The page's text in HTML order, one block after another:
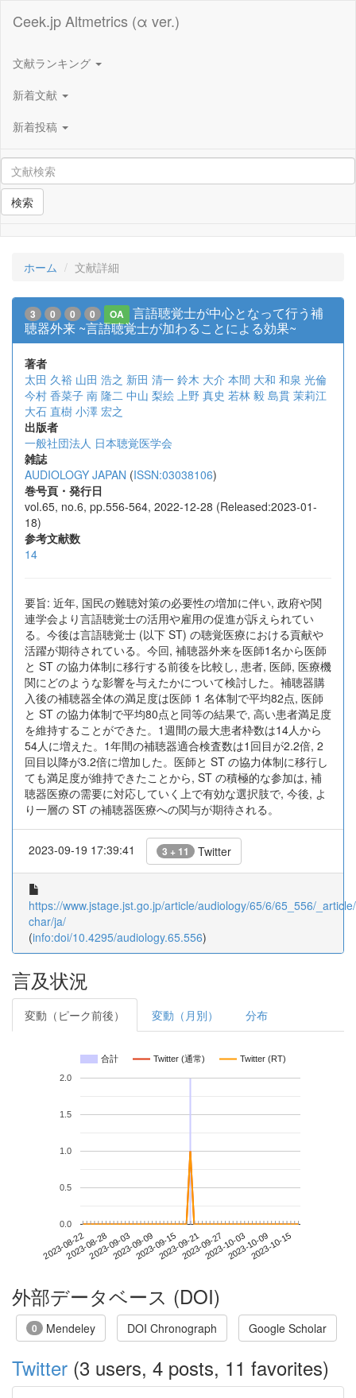
Ceek.jp Altmetrics (α ver.)
文献ランキング
新着文献
新着投稿
検索
ホーム 文献詳細
3 0 0 0 OA
言語聴覚士が中心となって行う補
聴器外来 ~言語聴覚士が加わることによる効果~
著者
太田 久裕 山田 浩之 新田 清一 鈴木 大介 本間 大和 和泉 光倫
今村 香菜子 南 隆二 中山 梨絵 上野 真史 若林 毅 島貫 茉莉江
大石 直樹 小澤 宏之
出版者
一般社団法人 日本聴覚医学会
雑誌
AUDIOLOGY JAPAN (ISSN:03038106)
巻号頁・発行日
vol.65, no.6, pp.556-564, 2022-12-28 (Released:2023-01-
18)
参考文献数
14
要旨: 近年, 国民の難聴対策の必要性の増加に伴い, 政府や関
連学会より言語聴覚士の活用や雇用の促進が訴えられてい
る。今後は言語聴覚士 (以下 ST) の聴覚医療における貢献や
活躍が期待されている。今回, 補聴器外来を医師1名から医師
と ST の協力体制に移行する前後を比較し, 患者, 医師, 医療機
関にどのような影響を与えたかについて検討した。補聴器購
入後の補聴器全体の満足度は医師 1 名体制で平均82点, 医師
と ST の協力体制で平均80点と同等の結果で, 高い患者満足度
を維持することができた。1週間の最大患者枠数は14人から
54人に増えた。1年間の補聴器適合検査数は1回目が2.2倍, 2
回目以降が3.2倍に増加した。医師と ST の協力体制に移行し
ても満足度が維持できたことから, ST の積極的な参加は, 補
聴器医療の需要に対応していく上で有効な選択肢で, 今後, よ
り一層の ST の補聴器医療への関与が期待される。
2023-09-19 17:39:41 3 + 11 Twitter
https://www.jstage.jst.go.jp/article/audiology/65/6/65_556/
char/ja/
(info:doi/10.4295/audiology.65.556)
言及状況
変動（ピーク前後） 変動（月別） 分布
合計 Twitter (通常) Twitter (RT)
2023-08-222023-08-282023-09-032023-09-092023-09-152023-09-212023-09-272023-10-032023-10-092023-10-15
0.0
0.5
1.0
1.5
2.0
外部データベース (DOI)
0 Mendeley DOI Chronograph Google Scholar
Twitter (3 users, 4 posts, 11 favorites)